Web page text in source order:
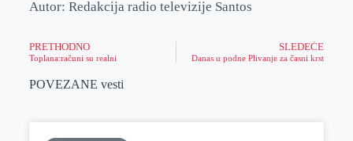
Autor: Redakcija radio televizije Santos
PRETHODNO
Toplana:računi su realni
SLEDEĆE
Danas u podne Plivanje za časni krst
POVEZANE vesti